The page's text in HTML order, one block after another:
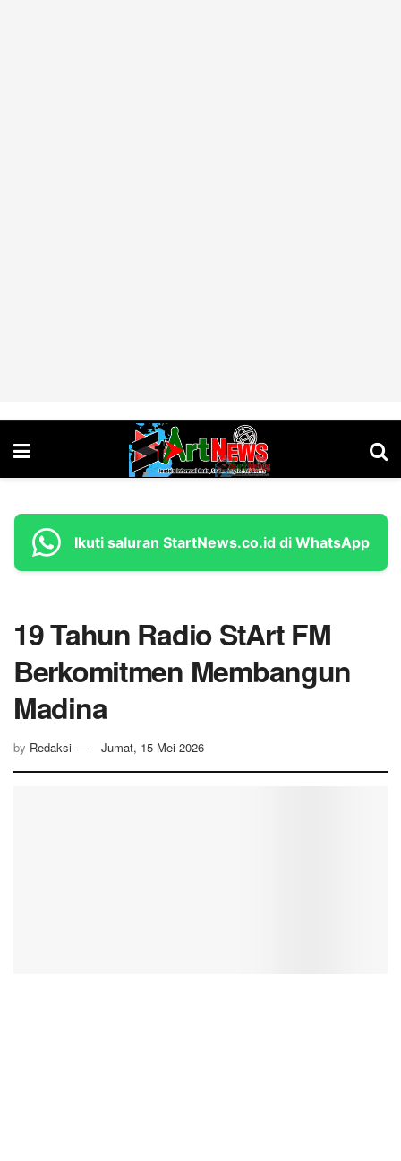
Ikuti saluran StartNews.co.id di WhatsApp
19 Tahun Radio StArt FM
Berkomitmen Membangun
Madina
by Redaksi Jumat, 15 Mei 2026